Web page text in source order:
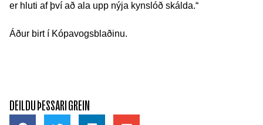
er hluti af því að ala upp nýja kynslóð skálda.“
Áður birt í Kópavogsblaðinu.
DEILDU ÞESSARI GREIN